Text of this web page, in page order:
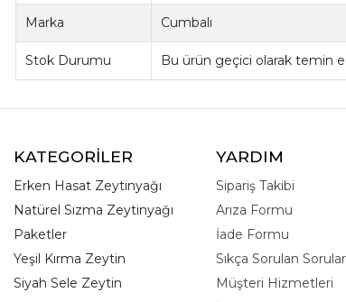
Marka Cumbalı
Stok Durumu Bu ürün geçici olarak temin
KATEGORİLER
Erken Hasat Zeytinyağı
Natürel Sızma Zeytinyağı
Paketler
Yeşil Kırma Zeytin
Siyah Sele Zeytin
YARDIM
Sipariş Takibi
Arıza Formu
İade Formu
Sıkça Sorulan Sorular
Müşteri Hizmetleri